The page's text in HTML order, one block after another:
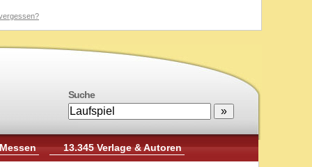
Suche
13.345 Verlage & Autoren